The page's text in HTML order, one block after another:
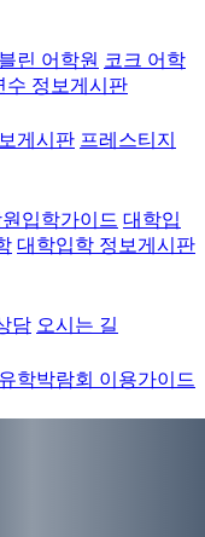
린 어학원 코크 어학
수 정보게시판
게시판 프레스티지
입학가이드 대학입
대학입학 정보게시판
담 오시는 길
유학박람회 이용가이드